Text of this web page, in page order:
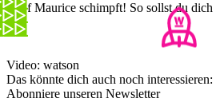
Chef Maurice schimpft! So sollst du
Video: watson
Das könnte dich auch noch interessieren:
Abonniere unseren Newsletter